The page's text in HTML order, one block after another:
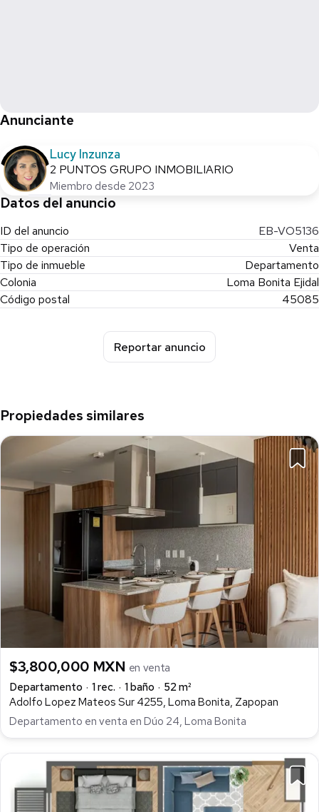
Anunciante
Lucy Inzunza
2 PUNTOS GRUPO INMOBILIARIO
Miembro desde 2023
Datos del anuncio
ID del anuncio
EB-VO5136
Tipo de operación
Venta
Tipo de inmueble
Departamento
Colonia
Loma Bonita Ejidal
Código postal
45085
Reportar anuncio
Propiedades similares
$3,800,000 MXN en venta
Departamento
1 rec. 1 baño
52 m²
Adolfo Lopez Mateos Sur 4255, Loma Bonita, Zapopan
Departamento en venta en Dúo 24, Loma Bonita